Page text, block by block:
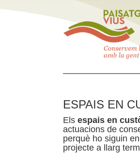
ESPAIS EN
Els espais en
actuacions de
perquè ho siguin
projecte a llarg